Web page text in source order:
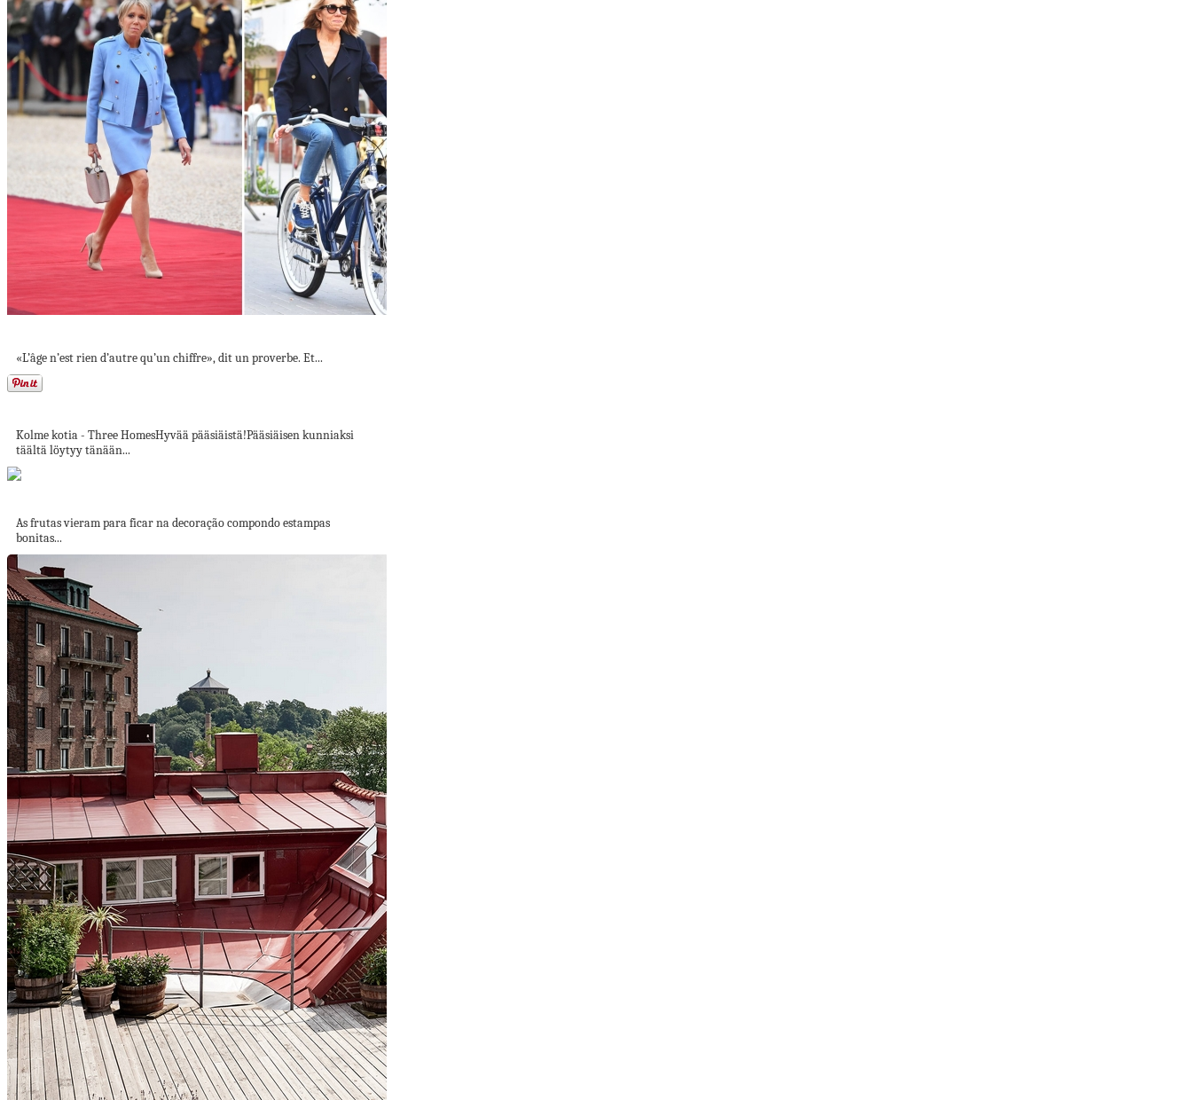
«L’âge n’est rien d’autre qu’un chiffre», dit un proverbe. Et...
Kolme kotia - Three HomesHyvää pääsiäistä!Pääsiäisen kunniaksi
täältä löytyy tänään...
As frutas vieram para ficar na decoração compondo estampas
bonitas...